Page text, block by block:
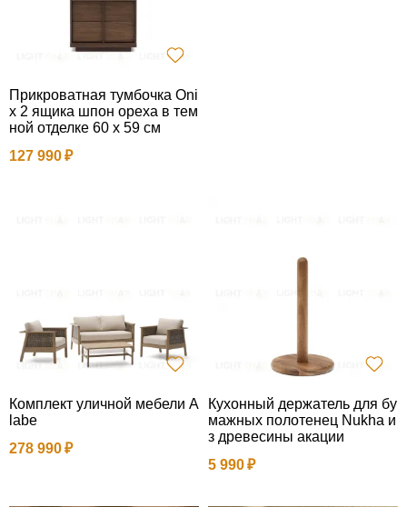
Прикроватная тумбочка Oni
x 2 ящика шпон ореха в тем
ной отделке 60 x 59 см
127 990
Комплект уличной мебели A
labe
278 990
Кухонный держатель для бу
мажных полотенец Nukha и
з древесины акации
5 990